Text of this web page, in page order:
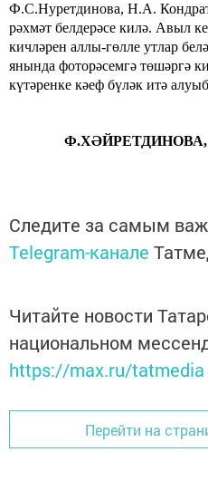
Ф.С.Нуретдинова, Н.А.
рәхмәт белдерәсе килә. Авыл
кичләрен аллы-гөлле утлар
янында фоторәсемгә төшәргә
күтәренке кәеф бүләк итә
Ф.ХӘЙРЕТДИНОВА,
Следите за самым
Telegram-канале
Читайте новости
национальном
https://max.ru/tatmedia
Перейти на